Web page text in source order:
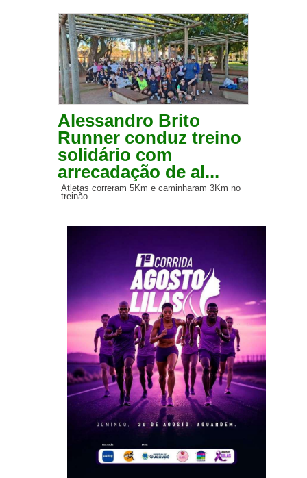
Alessandro Brito
Runner conduz treino
solidário com
arrecadação de al...
Atletas correram 5Km e caminharam 3Km no
treinão ...